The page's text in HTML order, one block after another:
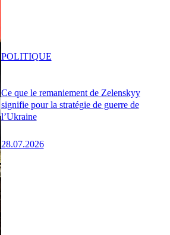
Ce que le remaniement de Zelenskyy
signifie pour la stratégie de guerre de
l’Ukraine
28.07.2026
POLITIQUE